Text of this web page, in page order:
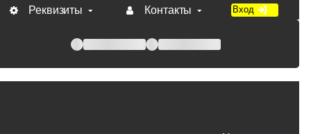
Реквизиты Контакты Вход
оплате по счету.